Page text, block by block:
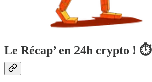
Le Récap’ en 24h crypto ! ⏱